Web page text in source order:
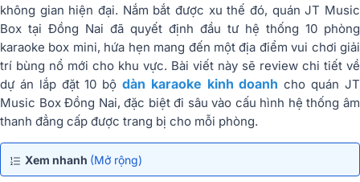
không gian hiện đại. Nắm bắt được xu thế đó, quán JT Music
Box tại Đồng Nai đã quyết định đầu tư hệ thống 10 phòng
karaoke box mini, hứa hẹn mang đến một địa điểm vui chơi giải
trí bùng nổ mới cho khu vực. Bài viết này sẽ review chi tiết về
dự án lắp đặt 10 bộ dàn karaoke kinh doanh cho quán JT
Music Box Đồng Nai, đặc biệt đi sâu vào cấu hình hệ thống âm
thanh đẳng cấp được trang bị cho mỗi phòng.
Xem nhanh (Mở rộng)